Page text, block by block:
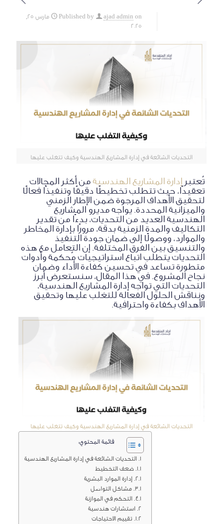
Published by ajad admin on
مارس 25,
2025
التحديات الشائعة في إدارة المشاريع الهندسية وكيف تتغلب عليها
تُعتبر إدارة المشاريع الهندسيةمن أكثر المجالات
تعقيدًا، حيث تتطلب تخطيطًا دقيقًا وتنفيذًا فعالًا
لتحقيق الأهداف المرجوة ضمن الإطار الزمني
والميزانية المحددة. يواجه مديرو المشاريع
الهندسية العديد من التحديات، بدءًا من تقدير
التكاليف والمدة الزمنية بدقة، مرورًا بإدارة المخاطر
والموارد، ووصولًا إلى ضمان جودة التنفيذ
والتنسيق بين الفرق المختلفة. إن التعامل مع هذه
التحديات يتطلب اتباع استراتيجيات مُحكمة وأدوات
متطورة تساعد في تحسين كفاءة الأداء وضمان
نجاح المشروع. في هذا المقال، سنستعرض أبرز
التحديات التي تواجه إدارة المشاريع الهندسية،
ونناقش الحلول الفعالة للتغلب عليها وتحقيق
الأهداف بكفاءة واحترافية.
التحديات الشائعة في إدارة المشاريع الهندسية وكيف تتغلب عليها
قائمة المحتوي:
التحديات الشائعة في إدارة المشاريع الهندسية
ضعف التخطيط
إدارة الموارد البشرية
مشاكل التواصل
التحكم في الموازنة
استشارات هندسية
تقييم الاحتياجات